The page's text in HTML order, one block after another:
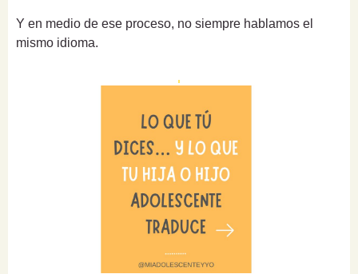
Y en medio de ese proceso, no siempre hablamos el
mismo idioma.